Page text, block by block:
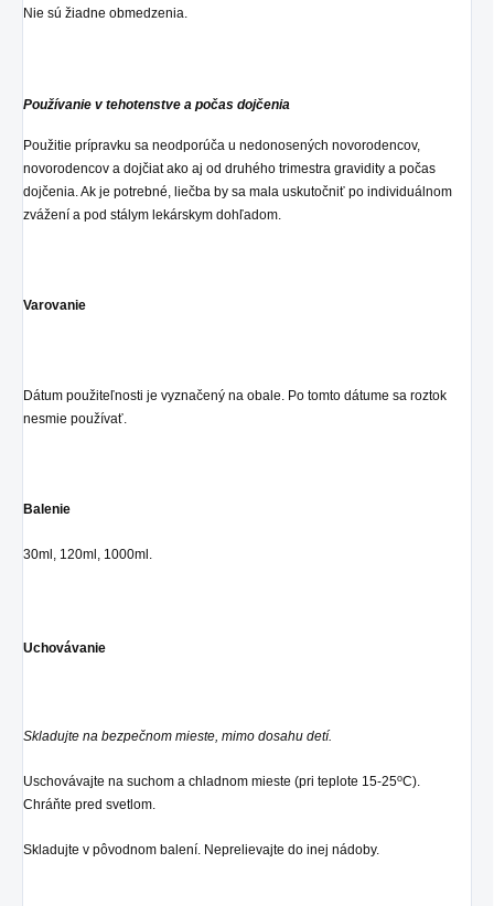
Nie sú žiadne obmedzenia.
Používanie v tehotenstve a počas dojčenia
Použitie prípravku sa neodporúča u nedonosených novorodencov,
novorodencov a dojčiat ako aj od druhého trimestra gravidity a počas
dojčenia. Ak je potrebné, liečba by sa mala uskutočniť po individuálnom
zvážení a pod stálym lekárskym dohľadom.
Varovanie
Dátum použiteľnosti je vyznačený na obale. Po tomto dátume sa roztok
nesmie používať.
Balenie
30ml, 120ml, 1000ml.
Uchovávanie
Skladujte na bezpečnom mieste, mimo dosahu detí.
Uschovávajte na suchom a chladnom mieste (pri teplote 15-25oC).
Chráňte pred svetlom.
Skladujte v pôvodnom balení. Neprelievajte do inej nádoby.